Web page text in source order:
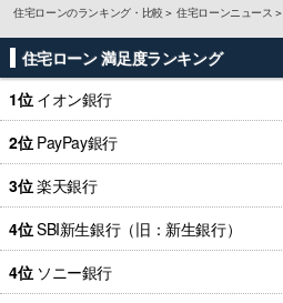
住宅ローンのランキング・比較 住宅ローンニュース
住宅ローン 満足度ランキング
1位 イオン銀行
2位 PayPay銀行
3位楽天銀行
4位SBI新生銀行（旧：新生銀行）
4位 ソニー銀行